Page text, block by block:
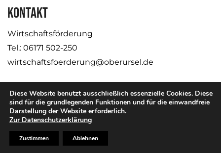
KONTAKT
Wirtschaftsförderung
Tel.: 06171 502-250
wirtschaftsfoerderung@oberursel.de
© Stadt Oberursel
Diese Website benutzt ausschließlich essenzielle Cookies. Diese
sind für die grundlegenden Funktionen und für die einwandfreie
Darstellung der Website erforderlich.
Zur Datenschutzerklärung
Zustimmen Ablehnen